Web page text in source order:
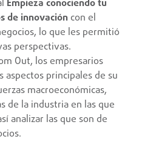
Empieza conociendo tu
de innovación con el
lo que les permitió
perspectivas.
Out, los empresarios
aspectos principales de su
macroeconómicas,
de la industria en las que
analizar las que son de